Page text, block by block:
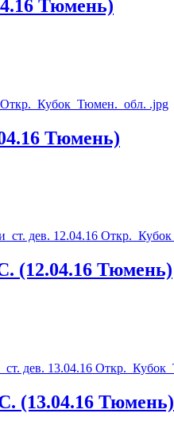
Тюмень)
Тюмень)
Тюмень)
Тюмень)